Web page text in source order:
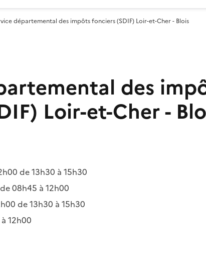
départemental des impôts fonciers (SDIF) Loir-et-Cher - Blois
des
Loir-et-Cher -
de 13h30 à 15h30
de 08h45 à 12h00
de 13h30 à 15h30
12h00